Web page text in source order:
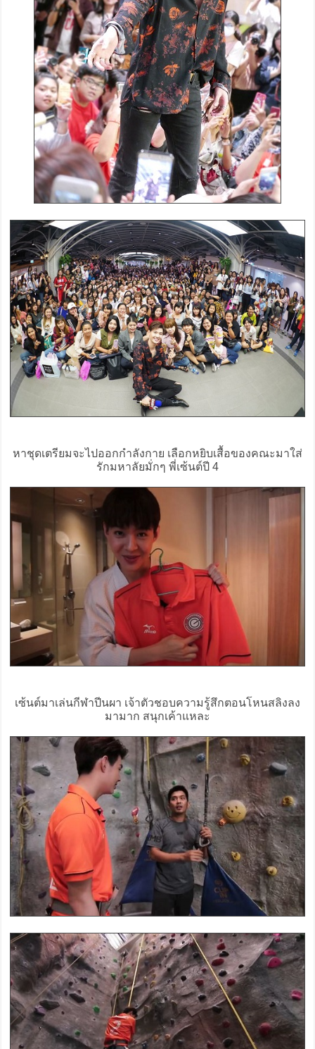
หาชุดเตรียมจะไปออกกำลังกาย เลือกหยิบเสื้อของคณะมาใส่
รักมหาลัยมั่กๆ พี่เซ้นต์ปี 4
เซ้นต์มาเล่นกีฬาปีนผา เจ้าตัวชอบความรู้สึกตอนโหนสลิงลง
มามาก สนุกเค้าแหละ